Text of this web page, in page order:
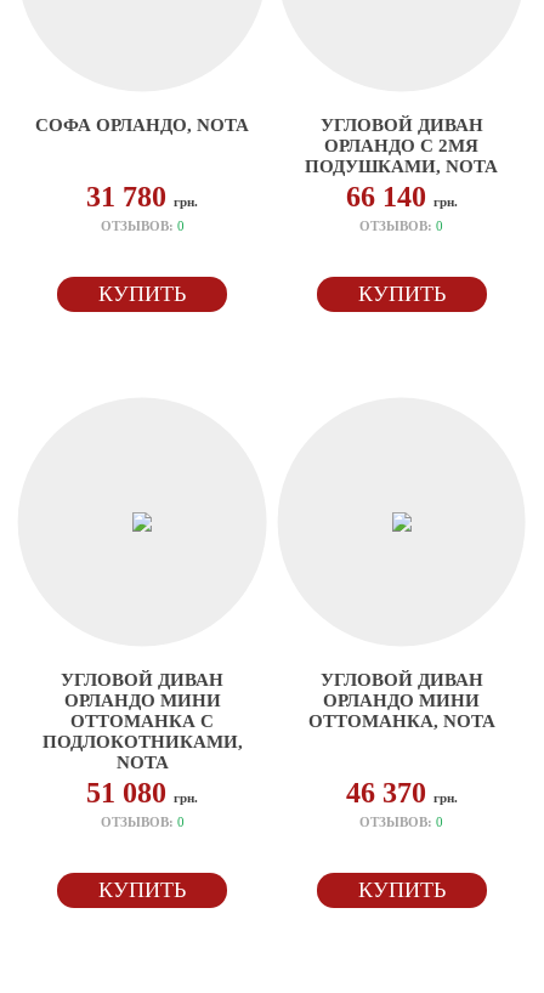
СОФА ОРЛАНДО, NOTA
31 780грн.
ОТЗЫВОВ: 0
КУПИТЬ
УГЛОВОЙ ДИВАН
ОРЛАНДО С 2МЯ
ПОДУШКАМИ, NOTA
66 140 грн.
ОТЗЫВОВ:0
КУПИТЬ
УГЛОВОЙ ДИВАН
ОРЛАНДО МИНИ
ОТТОМАНКА С
ПОДЛОКОТНИКАМИ,
NOTA
51 080грн.
ОТЗЫВОВ: 0
КУПИТЬ
УГЛОВОЙ ДИВАН
ОРЛАНДО МИНИ
ОТТОМАНКА, NOTA
46 370 грн.
ОТЗЫВОВ:0
КУПИТЬ